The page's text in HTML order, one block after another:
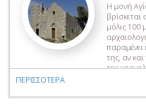
Η μονή
μόλις 100
της, αν
της
βενετική
μονής
ΠΕΡΙΣΣΟΤΕΡΑ